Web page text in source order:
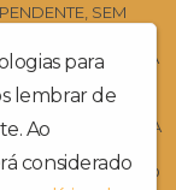
para
lembrar de
Ao
considerado
SEM
2010. SOMOS UMA
NACIONAIS E
TOCANDO A BOA
RECADOS NO